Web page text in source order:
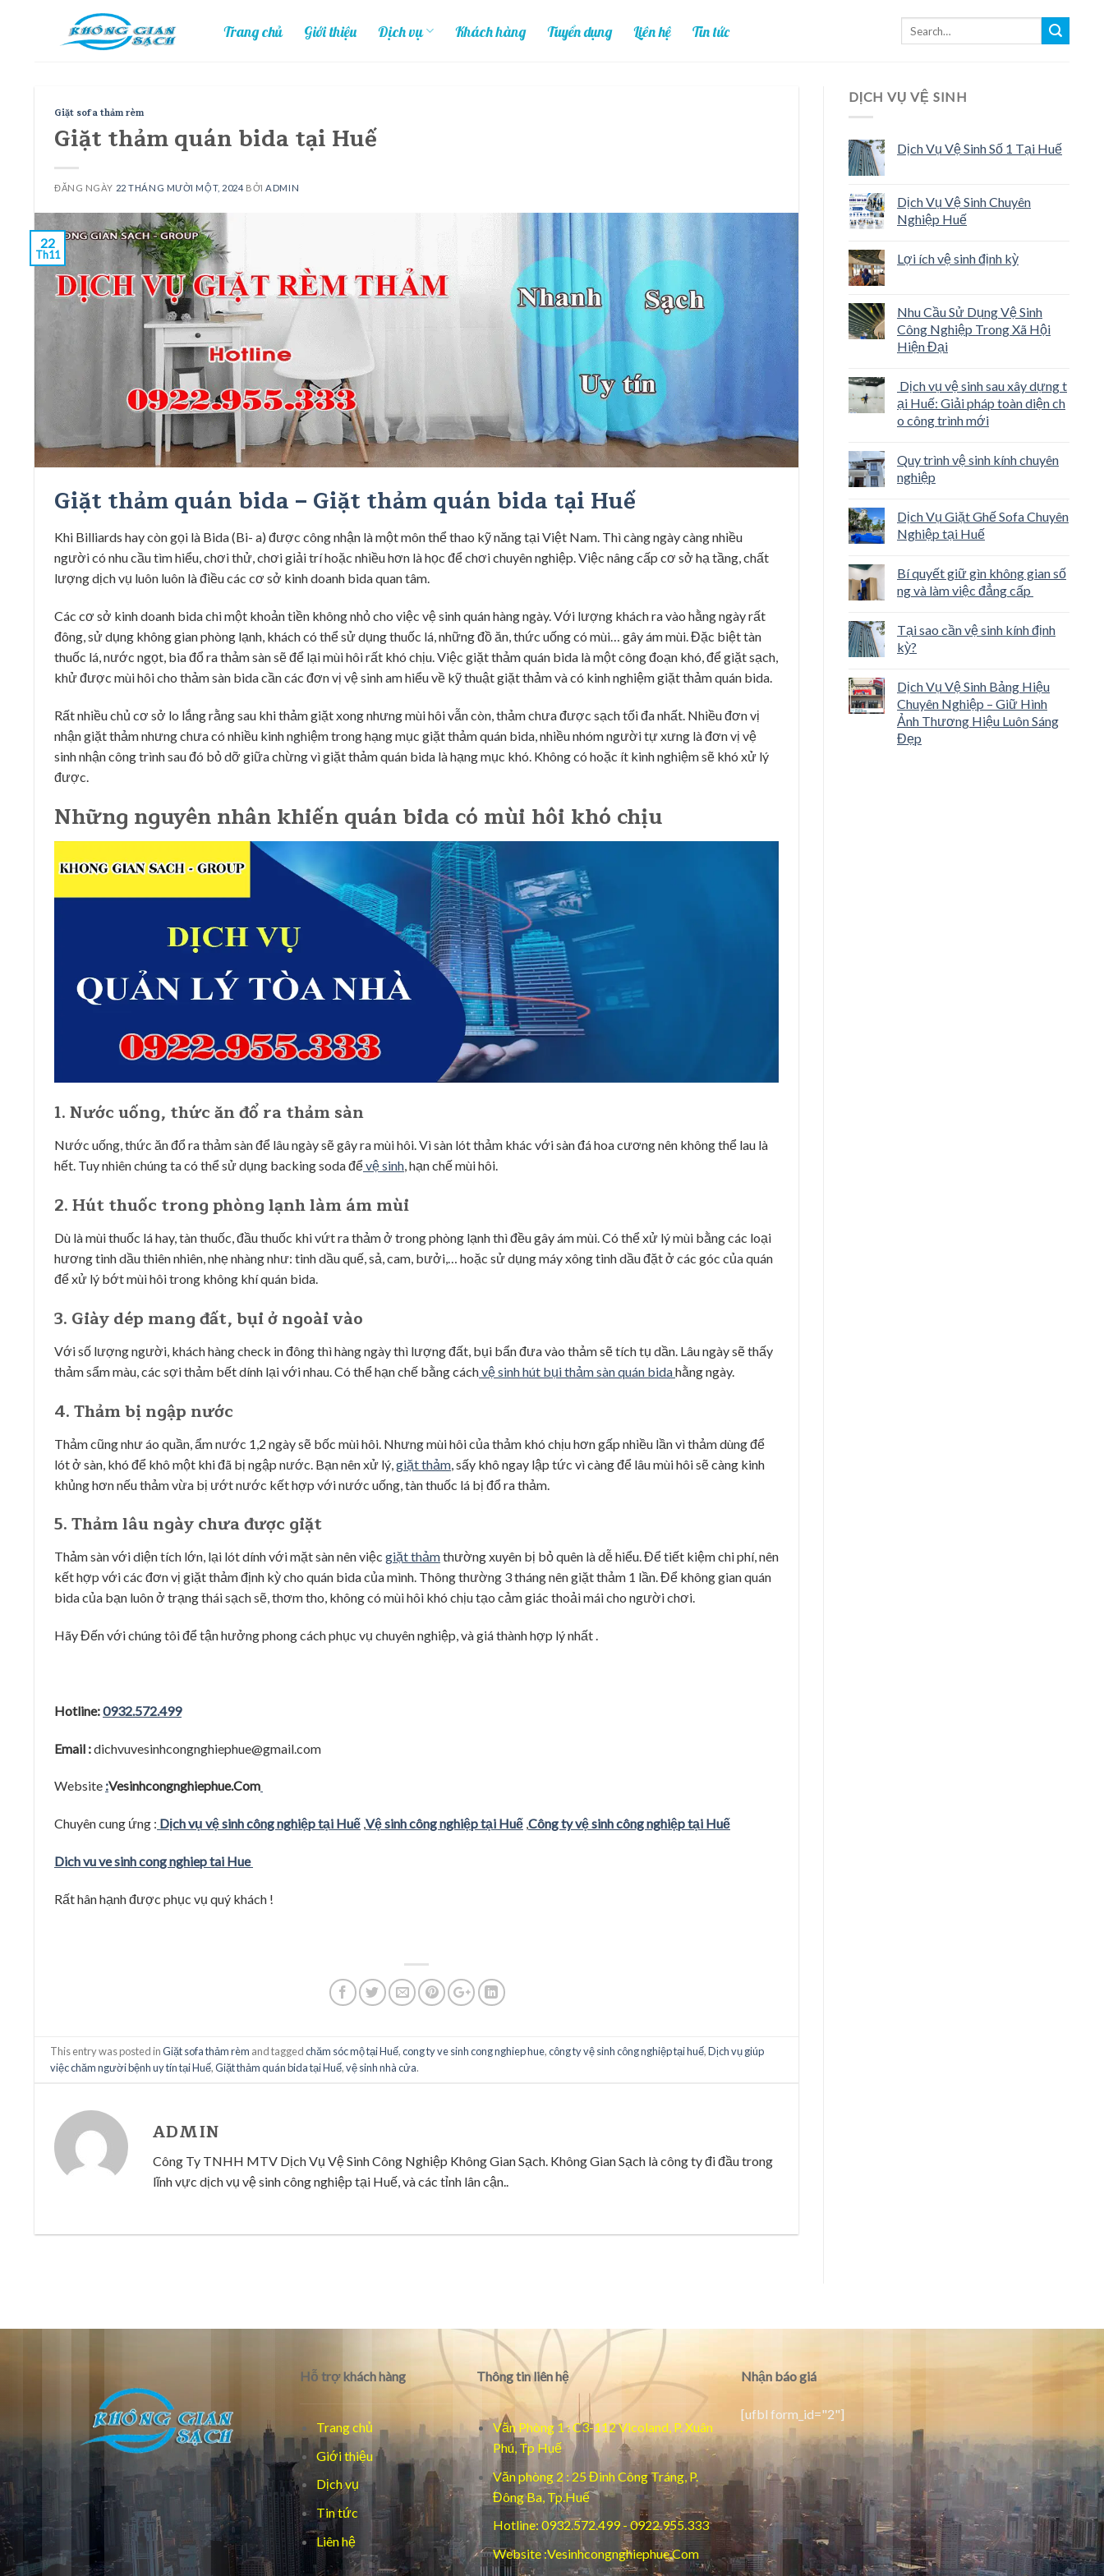
Trang chủ Giới thiệu Dịch vụ Khách hàng Tuyển dụng Liên hệ Tin tức
Giặt sofa thảm rèm
Giặt thảm quán bida tại Huế
ĐĂNG NGÀY 22 THÁNG MƯỜI MỘT, 2024 BỞI ADMIN
22
Th11
Giặt thảm quán bida – Giặt thảm quán bida tại Huế
Khi Billiards hay còn gọi là Bida (Bi- a) được công nhận là một môn thể thao kỹ năng tại Việt Nam. Thì càng ngày càng nhiều
người có nhu cầu tìm hiểu, chơi thử, chơi giải trí hoặc nhiều hơn là học để chơi chuyên nghiệp. Việc nâng cấp cơ sở hạ tầng, chất
lượng dịch vụ luôn luôn là điều các cơ sở kinh doanh bida quan tâm.
Các cơ sở kinh doanh bida chi một khoản tiền không nhỏ cho việc vệ sinh quán hàng ngày. Với lượng khách ra vào hằng ngày rất
đông, sử dụng không gian phòng lạnh, khách có thể sử dụng thuốc lá, những đồ ăn, thức uống có mùi… gây ám mùi. Đặc biệt tàn
thuốc lá, nước ngọt, bia đổ ra thảm sàn sẽ để lại mùi hôi rất khó chịu. Việc giặt thảm quán bida là một công đoạn khó, để giặt sạch,
khử được mùi hôi cho thảm sàn bida cần các đơn vị vệ sinh am hiểu về kỹ thuật giặt thảm và có kinh nghiệm giặt thảm quán bida.
Rất nhiều chủ cơ sở lo lắng rằng sau khi thảm giặt xong nhưng mùi hôi vẫn còn, thảm chưa được sạch tối đa nhất. Nhiều đơn vị
nhận giặt thảm nhưng chưa có nhiều kinh nghiệm trong hạng mục giặt thảm quán bida, nhiều nhóm người tự xưng là đơn vị vệ
sinh nhận công trình sau đó bỏ dỡ giữa chừng vì giặt thảm quán bida là hạng mục khó. Không có hoặc ít kinh nghiệm sẽ khó xử lý
được.
Những nguyên nhân khiến quán bida có mùi hôi khó chịu
1. Nước uống, thức ăn đổ ra thảm sàn
Nước uống, thức ăn đổ ra thảm sàn để lâu ngày sẽ gây ra mùi hôi. Vì sàn lót thảm khác với sàn đá hoa cương nên không thể lau là
hết. Tuy nhiên chúng ta có thể sử dụng backing soda đểvệ sinh, hạn chế mùi hôi.
2. Hút thuốc trong phòng lạnh làm ám mùi
Dù là mùi thuốc lá hay, tàn thuốc, đầu thuốc khi vứt ra thảm ở trong phòng lạnh thì đều gây ám mùi. Có thể xử lý mùi bằng các loại
hương tinh dầu thiên nhiên, nhẹ nhàng như: tinh dầu quế, sả, cam, bưởi,… hoặc sử dụng máy xông tinh dầu đặt ở các góc của quán
để xử lý bớt mùi hôi trong không khí quán bida.
3. Giày dép mang đất, bụi ở ngoài vào
Với số lượng người, khách hàng check in đông thì hàng ngày thì lượng đất, bụi bẩn đưa vào thảm sẽ tích tụ dần. Lâu ngày sẽ thấy
thảm sẩm màu, các sợi thảm bết dính lại với nhau. Có thể hạn chế bằng cáchvệ sinh hút bụi thảm sàn quán bidahằng ngày.
4. Thảm bị ngập nước
Thảm cũng như áo quần, ẩm nước 1,2 ngày sẽ bốc mùi hôi. Nhưng mùi hôi của thảm khó chịu hơn gấp nhiều lần vì thảm dùng để
lót ở sàn, khó để khô một khi đã bị ngập nước. Bạn nên xử lý, giặt thảm , sấy khô ngay lập tức vì càng để lâu mùi hôi sẽ càng kinh
khủng hơn nếu thảm vừa bị ướt nước kết hợp với nước uống, tàn thuốc lá bị đổ ra thảm.
5. Thảm lâu ngày chưa được giặt
Thảm sàn với diện tích lớn, lại lót dính với mặt sàn nên việc giặt thảmthường xuyên bị bỏ quên là dễ hiểu. Để tiết kiệm chi phí, nên
kết hợp với các đơn vị giặt thảm định kỳ cho quán bida của mình. Thông thường 3 tháng nên giặt thảm 1 lần. Để không gian quán
bida của bạn luôn ở trạng thái sạch sẽ, thơm tho, không có mùi hôi khó chịu tạo cảm giác thoải mái cho người chơi.
Hãy Đến với chúng tôi để tận hưởng phong cách phục vụ chuyên nghiệp, và giá thành hợp lý nhất .
Hotline:0932.572.499
Email :dichvuvesinhcongnghiephue@gmail.com
Website :Vesinhcongnghiephue.Com
Chuyên cung ứng : Dịch vụ vệ sinh công nghiệp tại Huế ,Vệ sinh công nghiệp tại Huế ,Công ty vệ sinh công nghiệp tại Huế
Dich vu ve sinh cong nghiep tai Hue
Rất hân hạnh được phục vụ quý khách !
This entry was posted inGiặt sofa thảm rèm and taggedchăm sóc mộ tại Huế,cong ty ve sinh cong nghiep hue,công ty vệ sinh công nghiệp tại huế,Dịch vụ giúp
việc chăm người bệnh uy tín tại Huế,Giặt thảm quán bida tại Huế,vệ sinh nhà cửa.
ADMIN
Công Ty TNHH MTV Dịch Vụ Vệ Sinh Công Nghiệp Không Gian Sạch. Không Gian Sạch là công ty đi đầu trong
lĩnh vực dịch vụ vệ sinh công nghiệp tại Huế, và các tỉnh lân cận..
DỊCH VỤ VỆ SINH
Dịch Vụ Vệ Sinh Số 1 Tại Huế
Dịch Vụ Vệ Sinh Chuyên
Nghiệp Huế
Lợi ích vệ sinh định kỳ
Nhu Cầu Sử Dụng Vệ Sinh
Công Nghiệp Trong Xã Hội
Hiện Đại
Dịch vụ vệ sinh sau xây dựng t
ại Huế: Giải pháp toàn diện ch
o công trình mới
Quy trình vệ sinh kính chuyên
nghiệp
Dịch Vụ Giặt Ghế Sofa Chuyên
Nghiệp tại Huế
Bí quyết giữ gìn không gian số
ng và làm việc đẳng cấp
Tại sao cần vệ sinh kính định
kỳ?
Dịch Vụ Vệ Sinh Bảng Hiệu
Chuyên Nghiệp – Giữ Hình
Ảnh Thương Hiệu Luôn Sáng
Đẹp
Hỗ trợ khách hàng
Trang chủ
Giới thiệu
Dịch vụ
Tin tức
Liên hệ
Thông tin liên hệ
Văn Phòng 1 : C3-112 Vicoland, P. Xuân
Phú, Tp Huế
Văn phòng 2 : 25 Đinh Công Tráng, P.
Đông Ba, Tp.Huế
Hotline: 0932.572.499 - 0922.955.333
Website :Vesinhcongnghiephue.Com
Nhận báo giá
[ufbl form_id="2"]